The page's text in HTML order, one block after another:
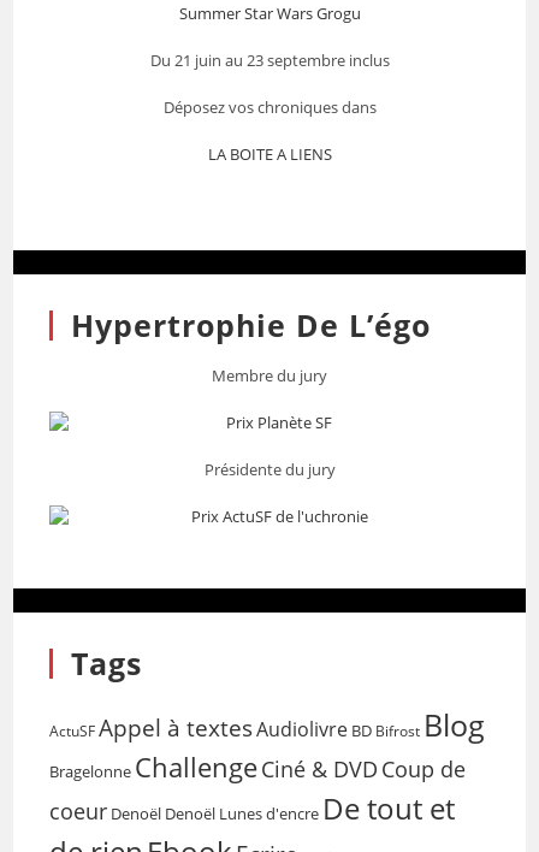
Summer Star Wars Grogu
Du 21 juin au 23 septembre inclus
Déposez vos chroniques dans
LA BOITE A LIENS
Hypertrophie De L’égo
Membre du jury
Présidente du jury
Tags
ActuSF Appel à textesAudiolivre BD Bifrost Blog
Bragelonne ChallengeCiné & DVD Coup de
coeur Denoël Denoël Lunes d'encre De tout et